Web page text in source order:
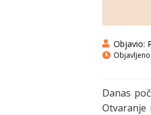
Objavio:
Objavljeno:
Danas
Otvaranje